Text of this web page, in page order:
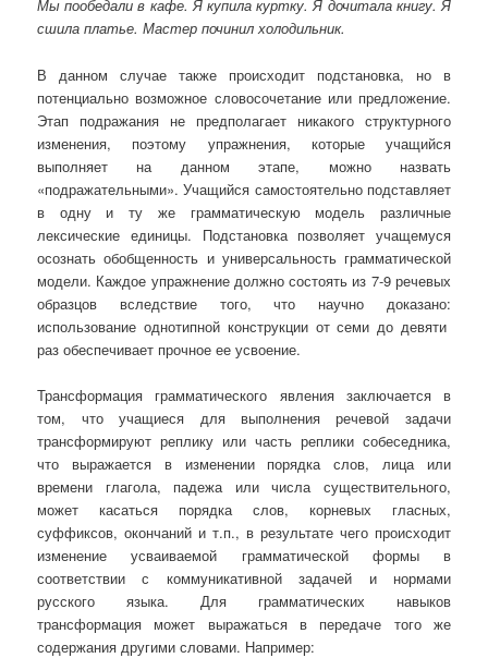
Мы пообедали в кафе. Я купила куртку. Я дочитала книгу. Я
сшила платье. Мастер починил холодильник.
В данном случае также происходит подстановка, но в
потенциально возможное словосочетание или предложение.
Этап подражания не предполагает никакого структурного
изменения, поэтому упражнения, которые учащийся
выполняет на данном этапе, можно назвать
«подражательными». Учащийся самостоятельно подставляет
в одну и ту же грамматическую модель различные
лексические единицы. Подстановка позволяет учащемуся
осознать обобщенность и универсальность грамматической
модели. Каждое упражнение должно состоять из 7-9 речевых
образцов вследствие того, что научно доказано:
использование однотипной конструкции от семи до девяти
раз обеспечивает прочное ее усвоение.
Трансформация грамматического явления заключается в
том, что учащиеся для выполнения речевой задачи
трансформируют реплику или часть реплики собеседника,
что выражается в изменении порядка слов, лица или
времени глагола, падежа или числа существительного,
может касаться порядка слов, корневых гласных,
суффиксов, окончаний и т.п., в результате чего происходит
изменение усваиваемой грамматической формы в
соответствии с коммуникативной задачей и нормами
русского языка. Для грамматических навыков
трансформация может выражаться в передаче того же
содержания другими словами. Например: